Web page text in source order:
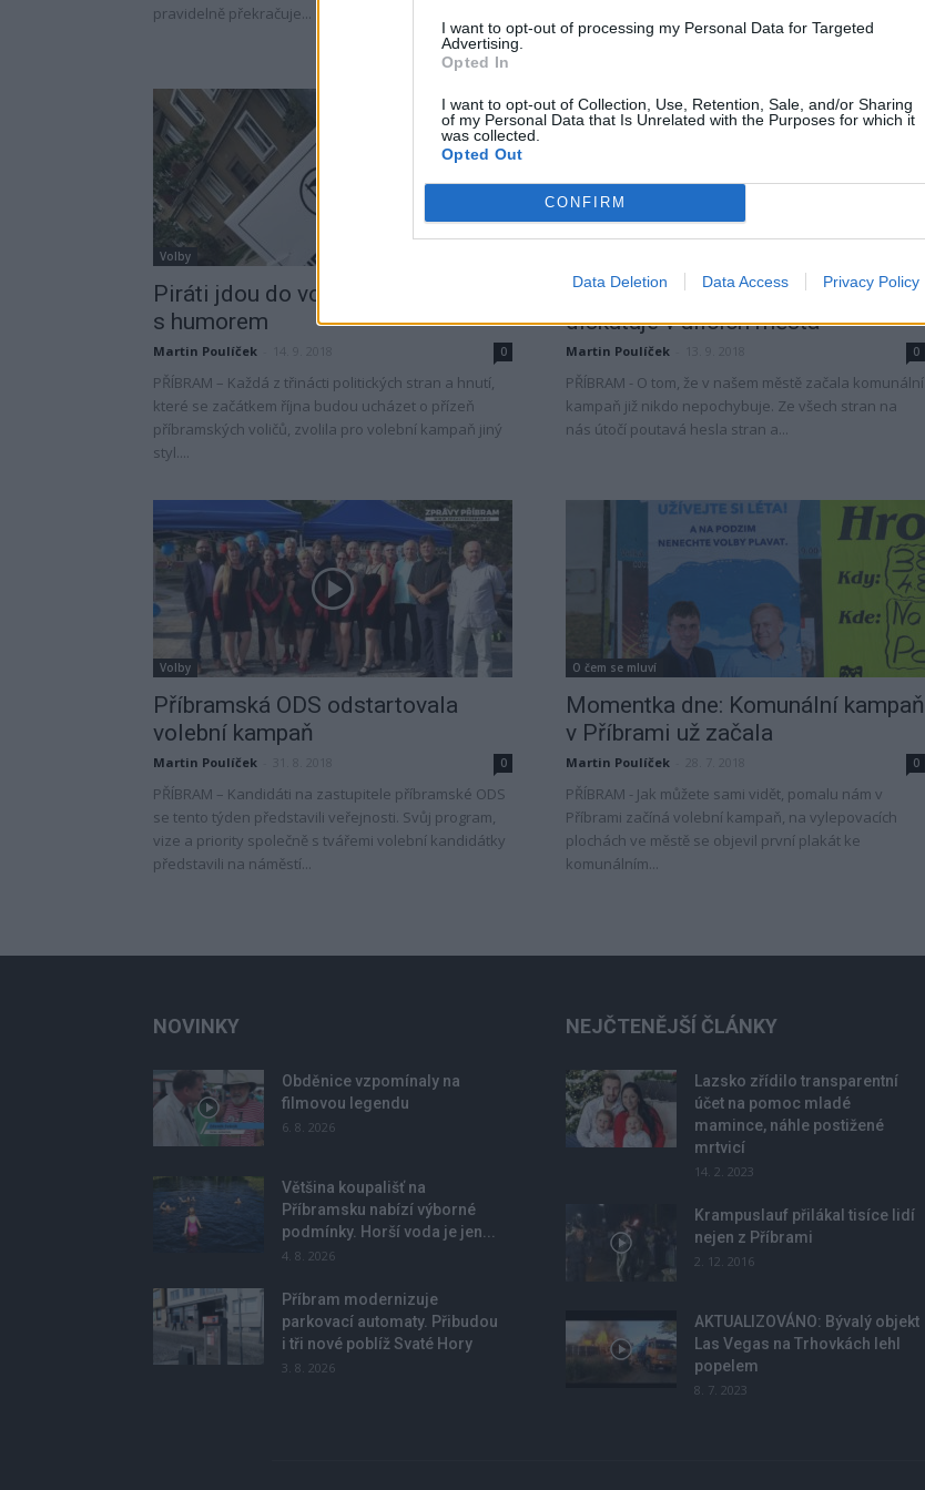
I want to opt-out of processing my Personal Data for Targeted
Advertising.
Opted In
I want to opt-out of Collection, Use, Retention, Sale, and/or Sharing
of my Personal Data that Is Unrelated with the Purposes for which it
was collected.
Opted Out
CONFIRM
Data Deletion Data Access Privacy Policy
pravidelně překračuje...
billboardy několika politických stran. Z nich na voliče
cílí...
Volby
Piráti jdou do volebního boje
s humorem
Martin Poulíček 0
PŘÍBRAM – Každá z třinácti politických stran a hnutí,
které se začátkem října budou ucházet o přízeň
příbramských voličů, zvolila pro volební kampaň jiný
styl....
FOTO DNE: Šance pro Příbram
diskutuje v ulicích města
Martin Poulíček 0
PŘÍBRAM - O tom, že v našem městě začala komunální
kampaň již nikdo nepochybuje. Ze všech stran na
nás útočí poutavá hesla stran a...
Volby
Příbramská ODS odstartovala
volební kampaň
Martin Poulíček 0
PŘÍBRAM – Kandidáti na zastupitele příbramské ODS
se tento týden představili veřejnosti. Svůj program,
vize a priority společně s tvářemi volební kandidátky
představili na náměstí...
O čem se mluví
Momentka dne: Komunální kampaň
v Příbrami už začala
Martin Poulíček 0
PŘÍBRAM - Jak můžete sami vidět, pomalu nám v
Příbrami začíná volební kampaň, na vylepovacích
plochách ve městě se objevil první plakát ke
komunálním...
NOVINKY
Obděnice vzpomínaly na
filmovou legendu
6. 8. 2026
Většina koupališť na
Příbramsku nabízí výborné
podmínky. Horší voda je jen...
4. 8. 2026
Příbram modernizuje
parkovací automaty. Přibudou
i tři nové poblíž Svaté Hory
3. 8. 2026
NEJČTENĚJŠÍ ČLÁNKY
Lazsko zřídilo transparentní
účet na pomoc mladé
mamince, náhle postižené
mrtvicí
14. 2. 2023
Krampuslauf přilákal tisíce lidí
nejen z Příbrami
2. 12. 2016
AKTUALIZOVÁNO: Bývalý objekt
Las Vegas na Trhovkách lehl
popelem
8. 7. 2023